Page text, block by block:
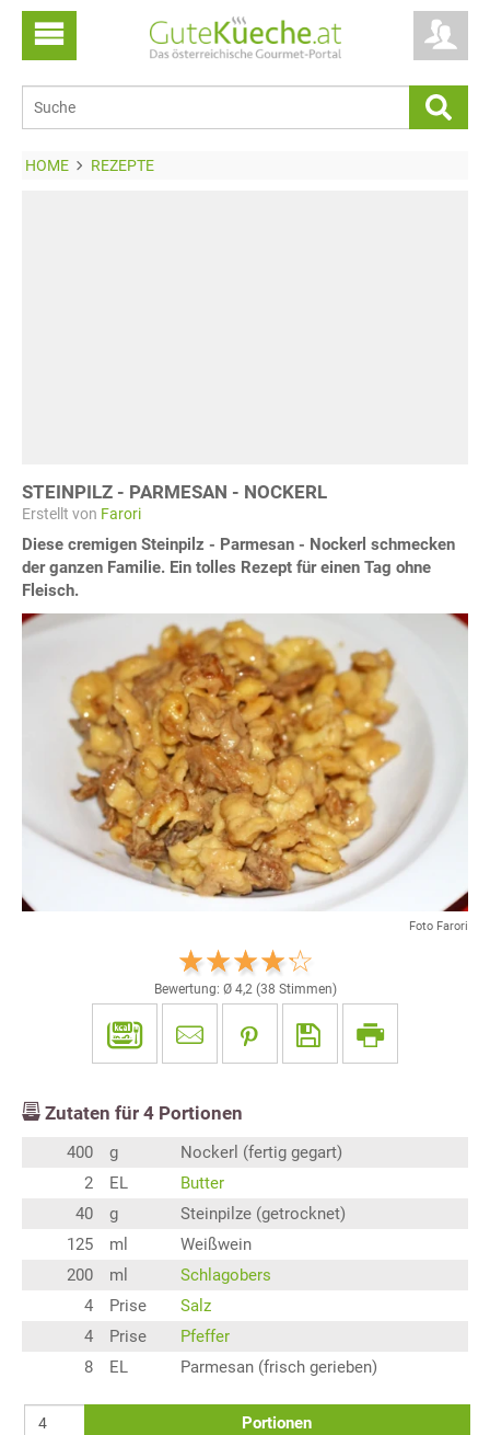
HOME REZEPTE
STEINPILZ - PARMESAN - NOCKERL
Erstellt von Farori
Diese cremigen Steinpilz - Parmesan - Nockerl schmecken
der ganzen Familie. Ein tolles Rezept für einen Tag ohne
Fleisch.
Foto Farori
Bewertung: Ø 4,2(38 Stimmen)
Zutaten für 4 Portionen
400 g
Nockerl (fertig gegart)
2
EL
Butter
40
g
Steinpilze (getrocknet)
125
ml
Weißwein
200
ml
Schlagobers
4
Prise
Salz
4
Prise
Pfeffer
8
EL Parmesan (frisch gerieben)
Portionen